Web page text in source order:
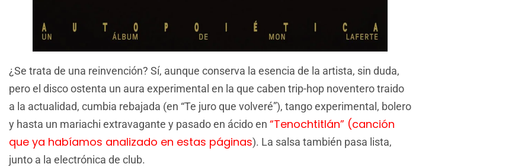
¿Se trata de una reinvención? Sí, aunque conserva la esencia de la artista, sin duda,
pero el disco ostenta un aura experimental en la que caben trip-hop noventero traido
a la actualidad, cumbia rebajada (en “Te juro que volveré”), tango experimental, bolero
y hasta un mariachi extravagante y pasado en ácido en “Tenochtitlán” (canción
que ya habíamos analizado en estas páginas). La salsa también pasa lista,
junto a la electrónica de club.